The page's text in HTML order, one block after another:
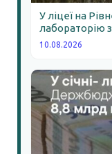
У ліцеї на
лабораторію
10.08.2026